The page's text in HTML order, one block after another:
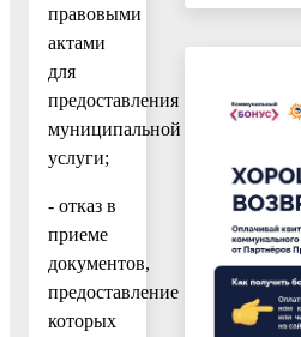
правовыми
актами
для
предоставления
муниципальной
услуги;
- отказ в
приеме
документов,
предоставление
которых